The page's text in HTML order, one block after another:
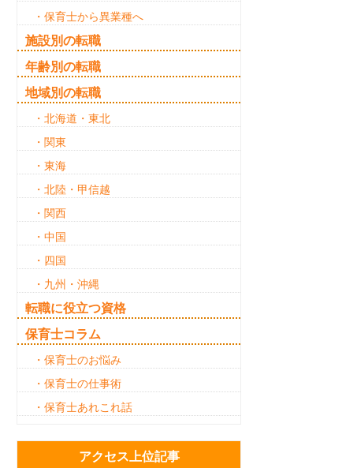
・保育士から異業種へ
施設別の転職
年齢別の転職
地域別の転職
・北海道・東北
・関東
・東海
・北陸・甲信越
・関西
・中国
・四国
・九州・沖縄
転職に役立つ資格
保育士コラム
・保育士のお悩み
・保育士の仕事術
・保育士あれこれ話
アクセス上位記事